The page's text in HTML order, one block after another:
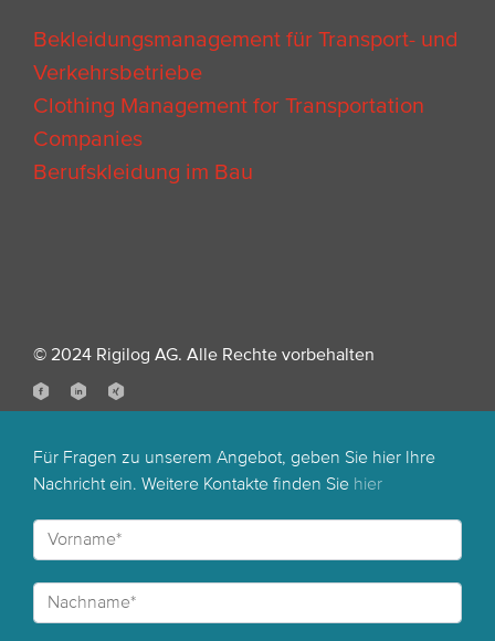
Bekleidungsmanagement für Transport- und
Verkehrsbetriebe
Clothing Management for Transportation
Companies
Berufskleidung im Bau
© 2024 Rigilog AG. Alle Rechte vorbehalten
Für Fragen zu unserem Angebot, geben Sie hier Ihre
Nachricht ein. Weitere Kontakte finden Sie hier